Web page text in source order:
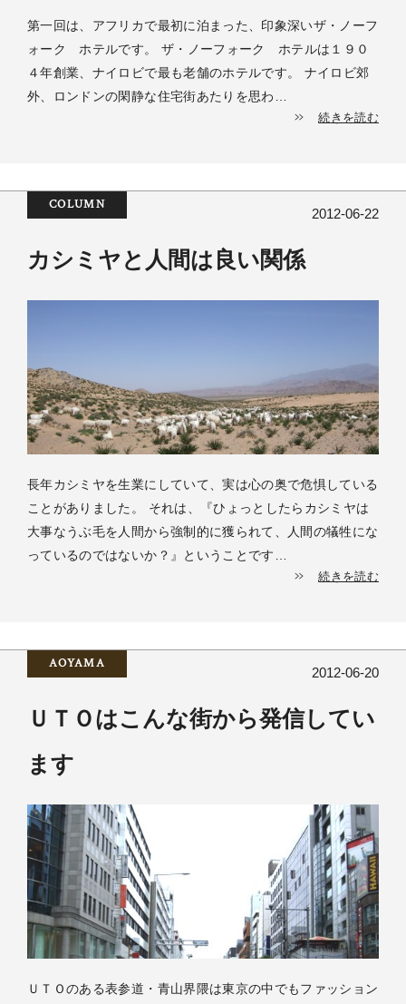
第一回は、アフリカで最初に泊まった、印象深いザ・ノーフ
ォーク ホテルです。 ザ・ノーフォーク ホテルは１９０
４年創業、ナイロビで最も老舗のホテルです。 ナイロビ郊
外、ロンドンの閑静な住宅街あたりを思わ…
続きを読む
COLUMN
2012-06-22
カシミヤと人間は良い関係
長年カシミヤを生業にしていて、実は心の奥で危惧している
ことがありました。 それは、『ひょっとしたらカシミヤは
大事なうぶ毛を人間から強制的に獲られて、人間の犠牲にな
っているのではないか？』ということです…
続きを読む
AOYAMA
2012-06-20
ＵＴＯはこんな街から発信してい
ます
ＵＴＯのある表参道・青山界隈は東京の中でもファッション